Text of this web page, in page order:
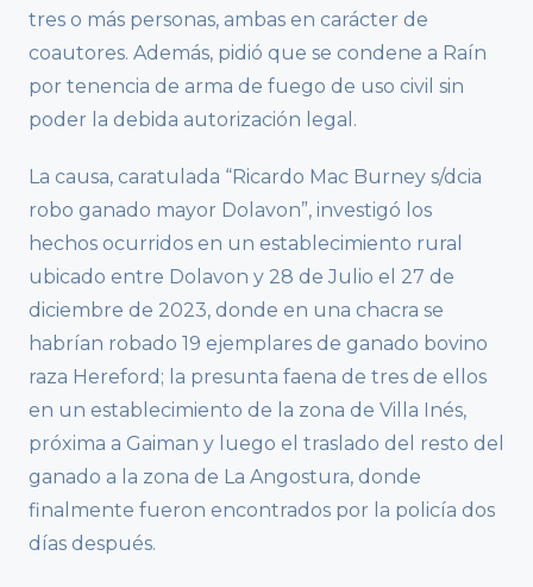
tres o más personas, ambas en carácter de
coautores. Además, pidió que se condene a Raín
por tenencia de arma de fuego de uso civil sin
poder la debida autorización legal.
La causa, caratulada “Ricardo Mac Burney s/dcia
robo ganado mayor Dolavon”, investigó los
hechos ocurridos en un establecimiento rural
ubicado entre Dolavon y 28 de Julio el 27 de
diciembre de 2023, donde en una chacra se
habrían robado 19 ejemplares de ganado bovino
raza Hereford; la presunta faena de tres de ellos
en un establecimiento de la zona de Villa Inés,
próxima a Gaiman y luego el traslado del resto del
ganado a la zona de La Angostura, donde
finalmente fueron encontrados por la policía dos
días después.